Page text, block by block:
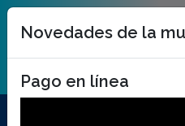
Novedades de la
Pago en línea